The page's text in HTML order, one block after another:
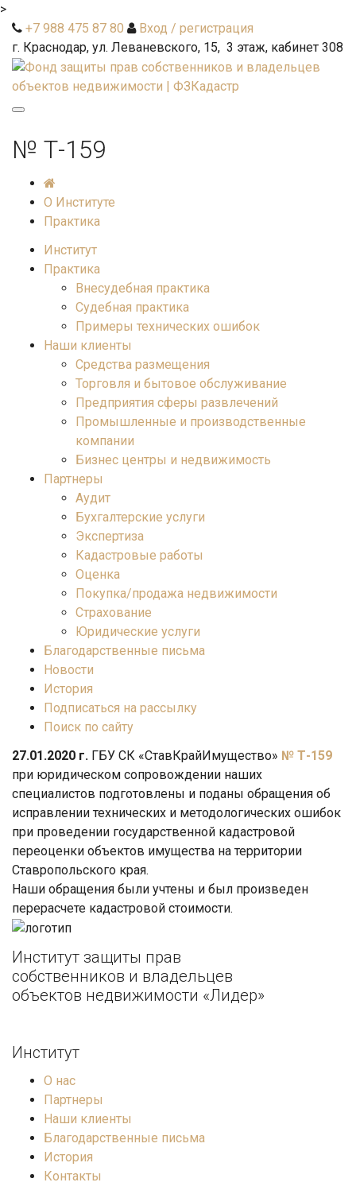
>
+7 988 475 87 80
Вход / регистрация
г. Краснодар, ул. Леваневского, 15, 3 этаж, кабинет 308
navigation
№ Т-159
О Институте
Практика
Институт
Практика
Внесудебная практика
Судебная практика
Примеры технических ошибок
Наши клиенты
Средства размещения
Торговля и бытовое обслуживание
Предприятия сферы развлечений
Промышленные и производственные
компании
Бизнес центры и недвижимость
Партнеры
Аудит
Бухгалтерские услуги
Экспертиза
Кадастровые работы
Оценка
Покупка/продажа недвижимости
Страхование
Юридические услуги
Благодарственные письма
Новости
История
Подписаться на рассылку
Поиск по сайту
27.01.2020 г. ГБУ СК «СтавКрайИмущество» № Т-159
при юридическом сопровождении наших
специалистов подготовлены и поданы обращения об
исправлении технических и методологических ошибок
при проведении государственной кадастровой
переоценки объектов имущества на территории
Ставропольского края.
Наши обращения были учтены и был произведен
перерасчете кадастровой стоимости.
Институт защиты прав
собственников и владельцев
объектов недвижимости «Лидер»
Институт
О нас
Партнеры
Наши клиенты
Благодарственные письма
История
Контакты